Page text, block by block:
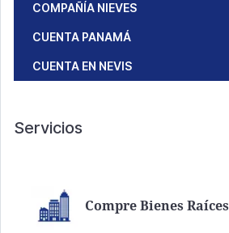
COMPAÑÍA NIEVES
CUENTA PANAMÁ
CUENTA EN NEVIS
Servicios
Compre Bienes Raíces